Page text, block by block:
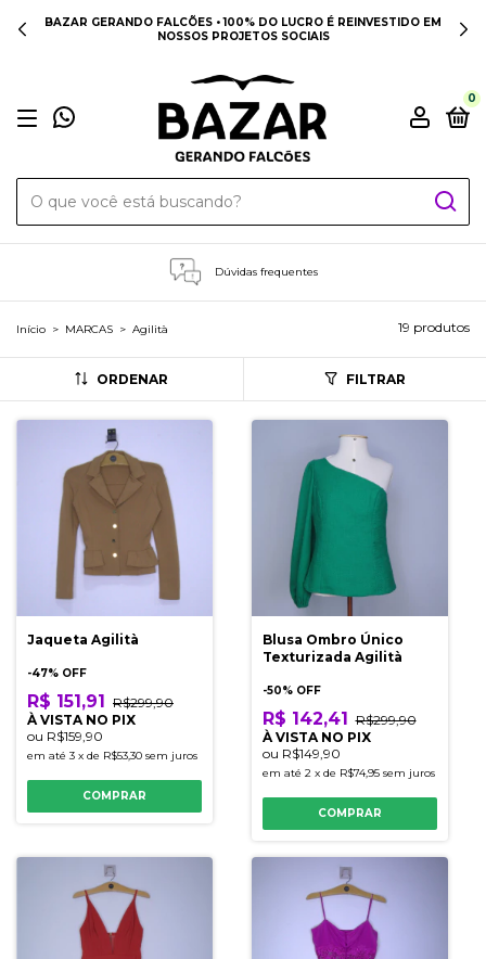
FALCÕES • 100% DO LUCRO É REINVESTIDO EM
NOSSOS PROJETOS SOCIAIS
FRETE
0
Dúvidas frequentes
Início > MARCAS > Agilità 19 produtos
ORDENAR FILTRAR
Jaqueta Agilità
-47% OFF
R$ 151,91 R$299,90
À VISTA NO PIX
ou R$159,90
em até 3 x de R$53,30 sem juros
COMPRAR
Blusa Ombro Único
Texturizada Agilità
-50% OFF
R$ 142,41 R$299,90
À VISTA NO PIX
ou R$149,90
em até 2 x de R$74,95 sem juros
COMPRAR